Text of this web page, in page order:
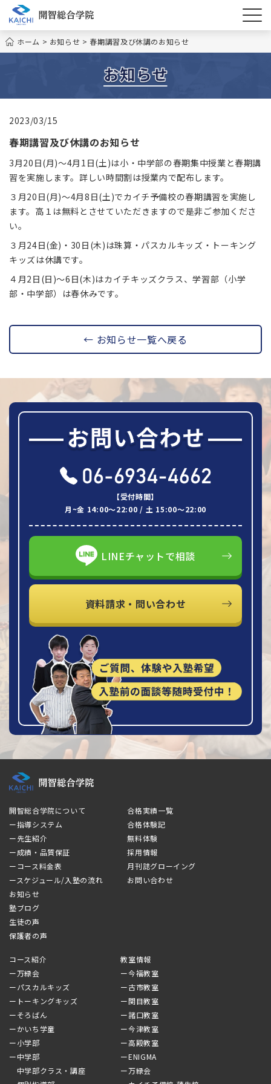
ホーム > お知らせ > 春期講習及び休講のお知らせ
2023/03/15
春期講習及び休講のお知らせ
3月20日(月)～4月1日(土)は小・中学部の春期集中授業と春期講
習を実施します。詳しい時間割は授業内で配布します。
３月20日(月)～4月8日(土)でカイチ予備校の春期講習を実施し
ます。高１は無料とさせていただきますので是非ご参加くださ
い。
３月24日(金)・30日(木)は珠算・パスカルキッズ・トーキング
キッズは休講です。
４月2日(日)～6日(木)はカイチキッズクラス、学習部（小学
部・中学部）は春休みです。
← お知らせ一覧へ戻る
【受付時間】
月~金 14:00～22:00 / 土 15:00～22:00
LINEチャットで相談
資料請求・問い合わせ
開智総合学院について
ー指導システム
ー先生紹介
ー成績・品質保証
ーコース料金表
ースケジュール/入塾の流れ
お知らせ
塾ブログ
生徒の声
保護者の声
合格実績一覧
合格体験記
無料体験
採用情報
月刊誌グローイング
お問い合わせ
コース紹介
ー万緑会
ーパスカルキッズ
ートーキングキッズ
ーそろばん
ーかいち学童
ー小学部
ー中学部
中学部クラス・講座
教室情報
ー今福教室
ー古市教室
ー関目教室
ー諸口教室
ー今津教室
ー高殿教室
ーENIGMA
ー万緑会